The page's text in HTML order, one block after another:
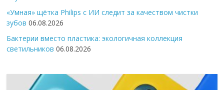
«Умная» щётка Philips с ИИ следит за качеством чистки
зубов 06.08.2026
Бактерии вместо пластика: экологичная коллекция
светильников 06.08.2026